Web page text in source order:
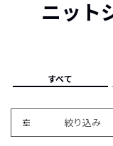
ニット
すべて
絞り込み